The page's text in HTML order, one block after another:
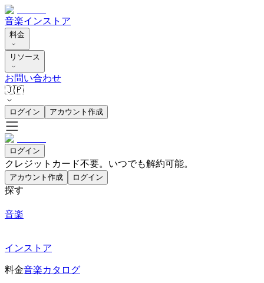
音楽インストア
料金
リソース
お問い合わせ
🇯🇵
ログイン アカウント作成
ログイン
クレジットカード不要。いつでも解約可能。
アカウント作成 ログイン
探す
音楽
インストア
料金音楽カタログ